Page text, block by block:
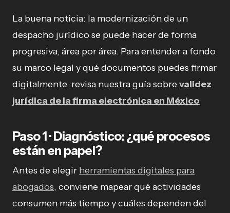
La buena noticia: la modernización de un
despacho jurídico se puede hacer de forma
progresiva, área por área. Para entender a fondo
su marco legal y qué documentos puedes firmar
digitalmente, revisa nuestra guía sobrevalidez
jurídica de la firma electrónica en México
Paso 1 · Diagnóstico: ¿qué procesos
están en papel?
Antes de elegir herramientas digitales para
abogados, conviene mapear qué actividades
consumen más tiempo y cuáles dependen del